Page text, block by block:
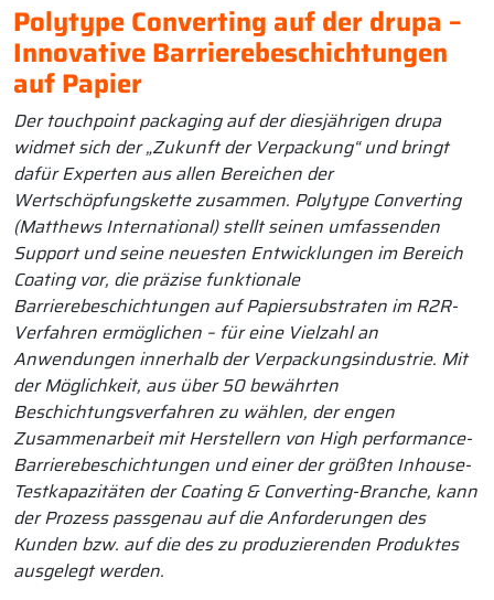
Polytype Converting auf der drupa –
Innovative Barrierebeschichtungen
auf Papier
Der touchpoint packaging auf der diesjährigen drupa
widmet sich der „Zukunft der Verpackung“ und bringt
dafür Experten aus allen Bereichen der
Wertschöpfungskette zusammen. Polytype Converting
(Matthews International) stellt seinen umfassenden
Support und seine neuesten Entwicklungen im Bereich
Coating vor, die präzise funktionale
Barrierebeschichtungen auf Papiersubstraten im R2R-
Verfahren ermöglichen – für eine Vielzahl an
Anwendungen innerhalb der Verpackungsindustrie. Mit
der Möglichkeit, aus über 50 bewährten
Beschichtungsverfahren zu wählen, der engen
Zusammenarbeit mit Herstellern von High performance-
Barrierebeschichtungen und einer der größten Inhouse-
Testkapazitäten der Coating & Converting-Branche, kann
der Prozess passgenau auf die Anforderungen des
Kunden bzw. auf die des zu produzierenden Produktes
ausgelegt werden.